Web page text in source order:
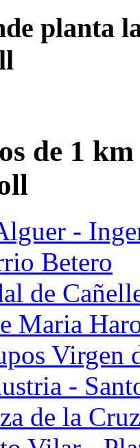
planta
de 1
-
Betero
de
Maria
Virgen
-
de la